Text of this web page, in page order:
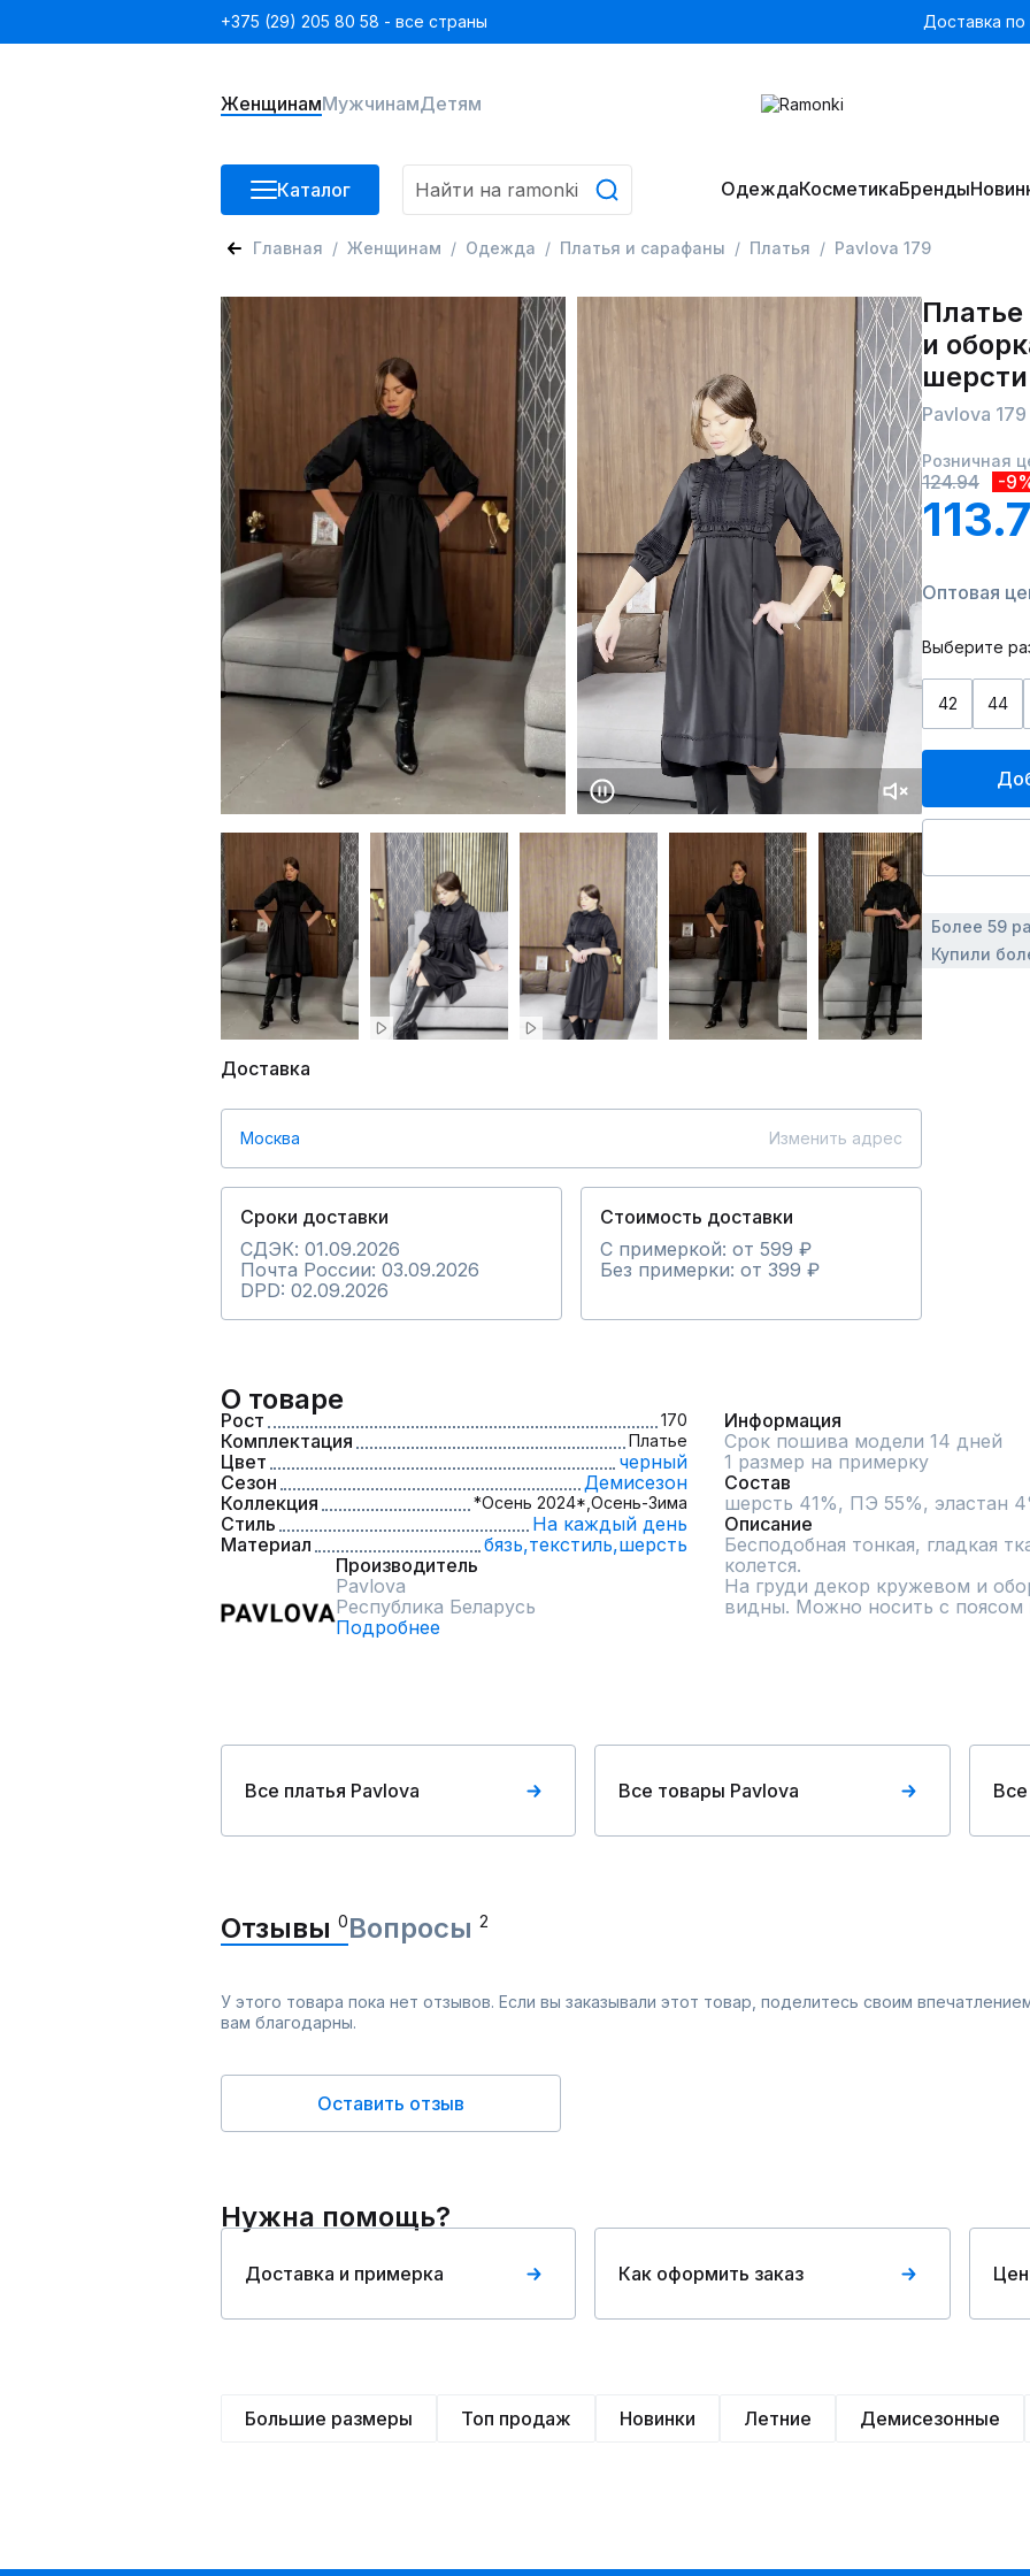
+375 (29) 205 80 58 - все страны Доставка
ЖенщинамМужчинамДетям
Каталог ОдеждаКосметикаБренды
Главная Женщинам Одежда Платья и сарафаны Платья Pavlova 179
Доставка
Москва Изменить адрес
Сроки доставки
СДЭК: 01.09.2026
Почта России: 03.09.2026
DPD: 02.09.2026
Стоимость доставки
С примеркой: от 599 ₽
Без примерки: от 399 ₽
и
шерсти
Pavlova 179
Розничная
124.94 -
Оптовая
Выберите
42 44
Более 59
Купили
О товаре
Рост 170
Комплектация Платье
Цвет
черный
Сезон
Демисезон
Коллекция
*Осень 2024*, Осень-Зима
Стиль
На каждый день
Материал
бязь,текстиль,шерсть
Производитель
Pavlova
Республика Беларусь
Подробнее
Информация
Срок пошива модели 14 дней
1 размер на примерку
Состав
шерсть 41%, ПЭ 55%, эластан
Описание
Бесподобная тонкая, гладкая
колется.
На груди декор кружевом и
видны. Можно носить с поясом
Все платья Pavlova Все товары Pavlova Все
Отзывы 0Вопросы 2
У этого товара пока нет отзывов. Если вы заказывали этот товар, поделитесь своим
вам благодарны.
Оставить отзыв
Нужна помощь?
Доставка и примерка Как оформить заказ
Большие размеры Топ продаж Новинки Летние Демисезонные